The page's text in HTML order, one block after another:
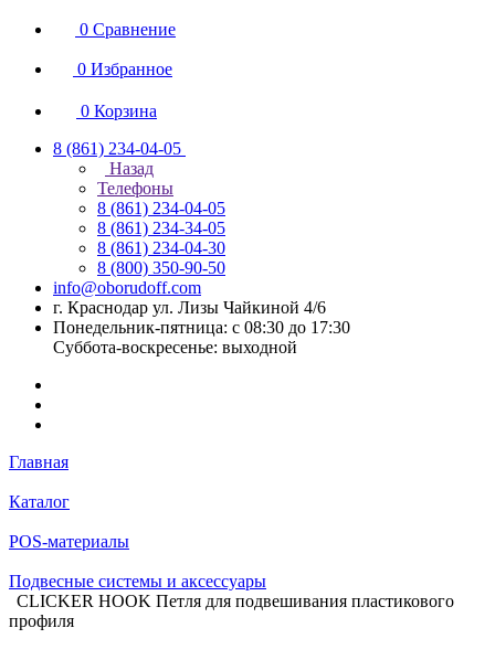
0 Сравнение
0 Избранное
0 Корзина
8 (861) 234-04-05
Назад
Телефоны
8 (861) 234-04-05
8 (861) 234-34-05
8 (861) 234-04-30
8 (800) 350-90-50
info@oborudoff.com
г. Краснодар ул. Лизы Чайкиной 4/6
Понедельник-пятница: с 08:30 до 17:30
Суббота-воскресенье: выходной
Главная
Каталог
POS-материалы
Подвесные системы и аксессуары
CLICKER HOOK Петля для подвешивания пластикового
профиля